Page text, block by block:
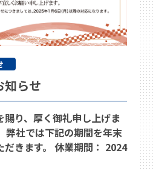
知らせ
り、厚く御礼申し上げま
弊社では下記の期間を年末
きます。 休業期間： 2024